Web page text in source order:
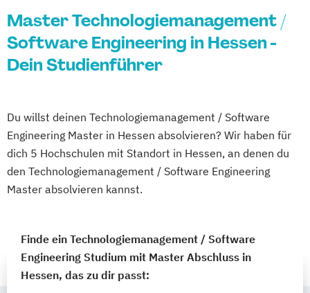
Master Technologiemanagement /
Software Engineering in Hessen -
Dein Studienführer
Du willst deinen Technologiemanagement / Software
Engineering Master in Hessen absolvieren? Wir haben für
dich 5 Hochschulen mit Standort in Hessen, an denen du
den Technologiemanagement / Software Engineering
Master absolvieren kannst.
Finde ein Technologiemanagement / Software
Engineering Studium mit Master Abschluss in
Hessen, das zu dir passt: